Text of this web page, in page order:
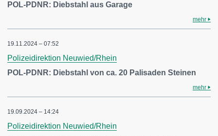
POL-PDNR: Diebstahl aus Garage
mehr
19.11.2024 – 07:52
Polizeidirektion Neuwied/Rhein
POL-PDNR: Diebstahl von ca. 20 Palisaden Steinen
mehr
19.09.2024 – 14:24
Polizeidirektion Neuwied/Rhein